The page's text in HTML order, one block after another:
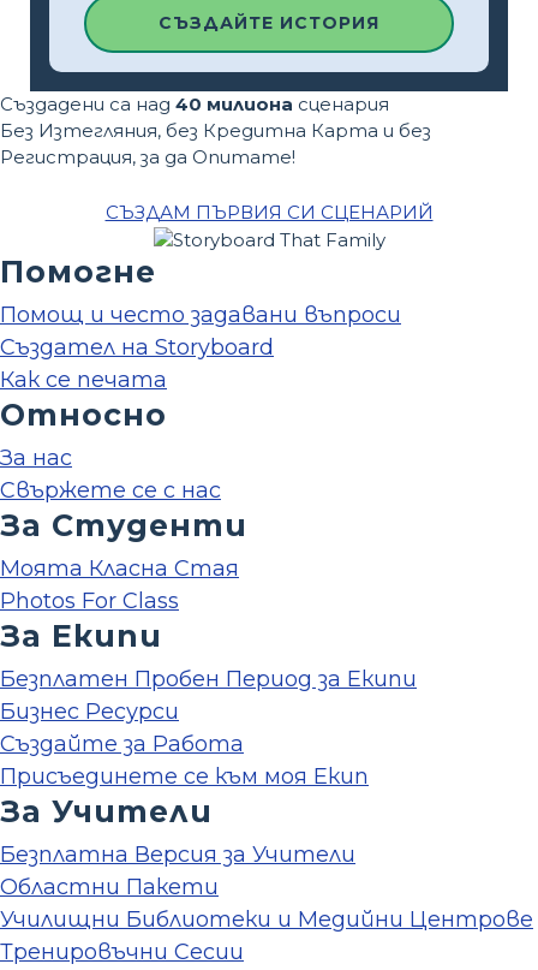
СЪЗДАЙТЕ ИСТОРИЯ
Създадени са над 40 милиона сценария
Без Изтегляния, без Кредитна Карта и без
Регистрация, за да Опитате!
СЪЗДАМ ПЪРВИЯ СИ СЦЕНАРИЙ
Помогне
Помощ и често задавани въпроси
Създател на Storyboard
Как се печата
Относно
За нас
Свържете се с нас
За Студенти
Моята Класна Стая
Photos For Class
За Екипи
Безплатен Пробен Период за Екипи
Бизнес Ресурси
Създайте за Работа
Присъединете се към моя Екип
За Учители
Безплатна Версия за Учители
Областни Пакети
Училищни Библиотеки и Медийни Центрове
Тренировъчни Сесии